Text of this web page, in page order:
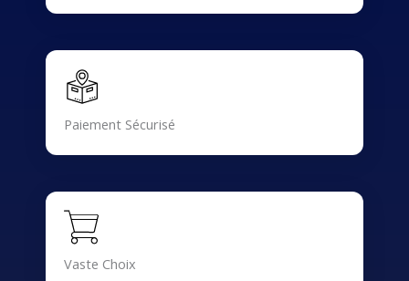
Paiement Sécurisé
Vaste Choix